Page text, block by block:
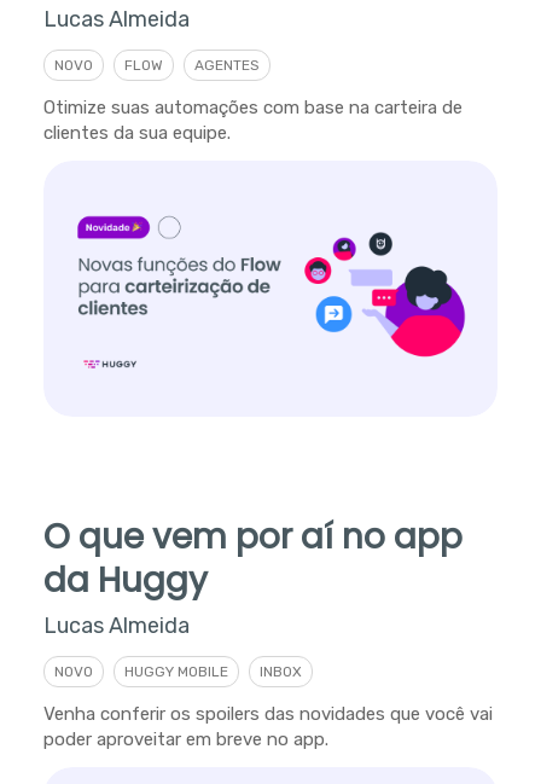
Lucas Almeida
NOVO FLOW AGENTES
Otimize suas automações com base na carteira de
clientes da sua equipe.
O que vem por aí no app
da Huggy
Lucas Almeida
NOVO HUGGY MOBILE INBOX
Venha conferir os spoilers das novidades que você vai
poder aproveitar em breve no app.